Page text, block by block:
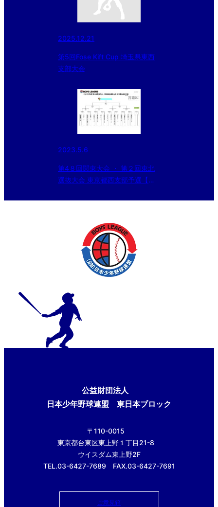
2025.12.21
第5回Fose Kift Cup 埼玉県東西
支部大会
2023.5.6
第4８回関東大会 ・ 第２回東北
選抜大会 東京都西支部予選【組
公益財団法人
日本少年野球連盟 東日本ブロック
〒110-0015
東京都台東区東上野１丁目21-8
ウイスダム東上野2F
TEL.03-6427-7689 FAX.03-6427-7691
ご意見箱